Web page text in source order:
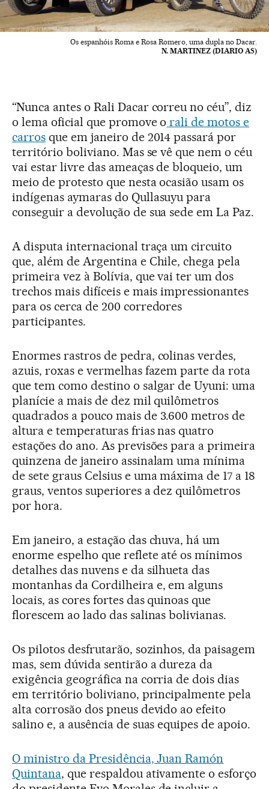
Os espanhóis Roma e Rosa Romero, uma dupla no Dacar.
N. MARTINEZ (DIARIO AS)
“Nunca antes o Rali Dacar correu no céu”, diz
o lema oficial que promove o rali de motos e
carrosque em janeiro de 2014 passará por
território boliviano. Mas se vê que nem o céu
vai estar livre das ameaças de bloqueio, um
meio de protesto que nesta ocasião usam os
indígenas aymaras do Qullasuyu para
conseguir a devolução de sua sede em La Paz.
A disputa internacional traça um circuito
que, além de Argentina e Chile, chega pela
primeira vez à Bolívia, que vai ter um dos
trechos mais difíceis e mais impressionantes
para os cerca de 200 corredores
participantes.
Enormes rastros de pedra, colinas verdes,
azuis, roxas e vermelhas fazem parte da rota
que tem como destino o salgar de Uyuni: uma
planície a mais de dez mil quilômetros
quadrados a pouco mais de 3.600 metros de
altura e temperaturas frias nas quatro
estações do ano. As previsões para a primeira
quinzena de janeiro assinalam uma mínima
de sete graus Celsius e uma máxima de 17 a 18
graus, ventos superiores a dez quilômetros
por hora.
Em janeiro, a estação das chuva, há um
enorme espelho que reflete até os mínimos
detalhes das nuvens e da silhueta das
montanhas da Cordilheira e, em alguns
locais, as cores fortes das quinoas que
florescem ao lado das salinas bolivianas.
Os pilotos desfrutarão, sozinhos, da paisagem
mas, sem dúvida sentirão a dureza da
exigência geográfica na corria de dois dias
em território boliviano, principalmente pela
alta corrosão dos pneus devido ao efeito
salino e, a ausência de suas equipes de apoio.
O ministro da Presidência, Juan Ramón
Quintana, que respaldou ativamente o esforço